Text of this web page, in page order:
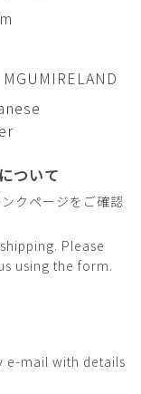
ついて
クページをご確認
Please
using the form.
e-mail with details